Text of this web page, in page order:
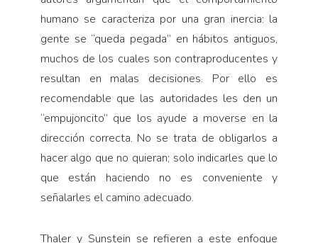
humano se caracteriza por una gran inercia: la
gente se “queda pegada” en hábitos antiguos,
muchos de los cuales son contraproducentes y
resultan en malas decisiones. Por ello es
recomendable que las autoridades les den un
“empujoncito” que los ayude a moverse en la
dirección correcta. No se trata de obligarlos a
hacer algo que no quieran; solo indicarles que lo
que están haciendo no es conveniente y
señalarles el camino adecuado.
Thaler y Sunstein se refieren a este enfoque